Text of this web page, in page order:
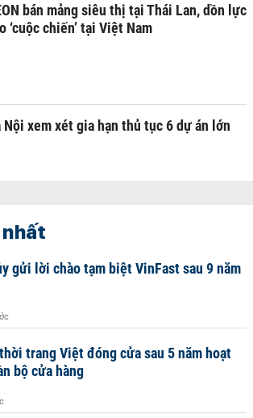
bán mảng siêu thị tại Thái Lan, dồn lực
‘cuộc chiến’ tại Việt Nam
Nội xem xét gia hạn thủ tục 6 dự án lớn
gửi lời chào tạm biệt VinFast sau 9 năm
trang Việt đóng cửa sau 5 năm hoạt
bộ cửa hàng